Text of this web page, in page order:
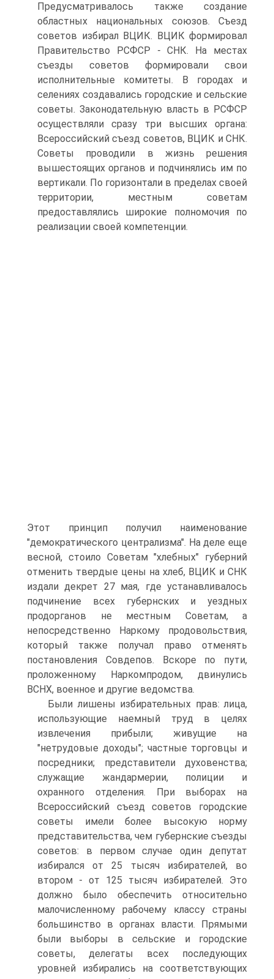
Предусматривалось также создание
областных национальных союзов. Съезд
советов избирал ВЦИК. ВЦИК формировал
Правительство РСФСР - СНК. На местах
съезды советов формировали свои
исполнительные комитеты. В городах и
селениях создавались городские и сельские
советы. Законодательную власть в РСФСР
осуществляли сразу три высших органа:
Всероссийский съезд советов, ВЦИК и СНК.
Советы проводили в жизнь решения
вышестоящих органов и подчинялись им по
вертикали. По горизонтали в пределах своей
территории, местным советам
предоставлялись широкие полномочия по
реализации своей компетенции.
Этот принцип получил наименование
"демократического централизма". На деле еще
весной, стоило Советам "хлебных" губерний
отменить твердые цены на хлеб, ВЦИК и СНК
издали декрет 27 мая, где устанавливалось
подчинение всех губернских и уездных
продорганов не местным Советам, а
непосредственно Наркому продовольствия,
который также получал право отменять
постановления Совдепов. Вскоре по пути,
проложенному Наркомпродом, двинулись
ВСНХ, военное и другие ведомства.
Были лишены избирательных прав: лица,
использующие наемный труд в целях
извлечения прибыли; живущие на
"нетрудовые доходы"; частные торговцы и
посредники; представители духовенства;
служащие жандармерии, полиции и
охранного отделения. При выборах на
Всероссийский съезд советов городские
советы имели более высокую норму
представительства, чем губернские съезды
советов: в первом случае один депутат
избирался от 25 тысяч избирателей, во
втором - от 125 тысяч избирателей. Это
должно было обеспечить относительно
малочисленному рабочему классу страны
большинство в органах власти. Прямыми
были выборы в сельские и городские
советы, делегаты всех последующих
уровней избирались на соответствующих